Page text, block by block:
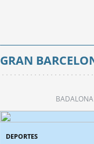
GRAN
BADALONA
DEPORTES